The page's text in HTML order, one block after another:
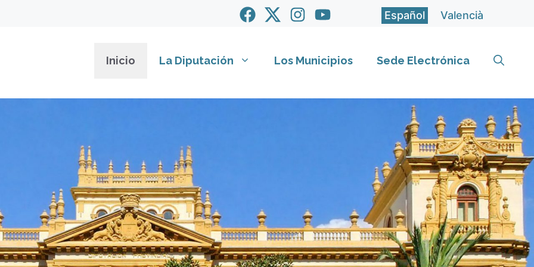
Español Valencià
Inicio La Diputación Los Municipios Sede Electrónica